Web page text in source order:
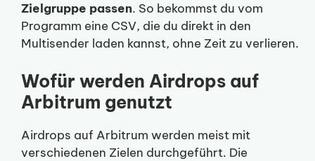
Zielgruppe passen. So bekommst du vom
Programm eine CSV, die du direkt in den
Multisender laden kannst, ohne Zeit zu verlieren.
Wofür werden Airdrops auf
Arbitrum genutzt
Airdrops auf Arbitrum werden meist mit
verschiedenen Zielen durchgeführt. Die